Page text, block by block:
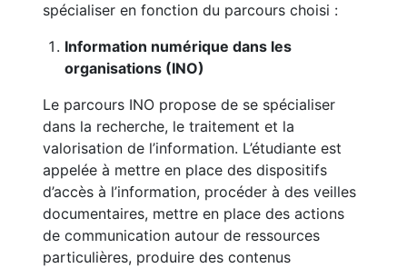
spécialiser en fonction du parcours choisi :
Information numérique dans les
organisations (INO)
Le parcours INO propose de se spécialiser
dans la recherche, le traitement et la
valorisation de l’information. L’étudiante est
appelée à mettre en place des dispositifs
d’accès à l’information, procéder à des veilles
documentaires, mettre en place des actions
de communication autour de ressources
particulières, produire des contenus